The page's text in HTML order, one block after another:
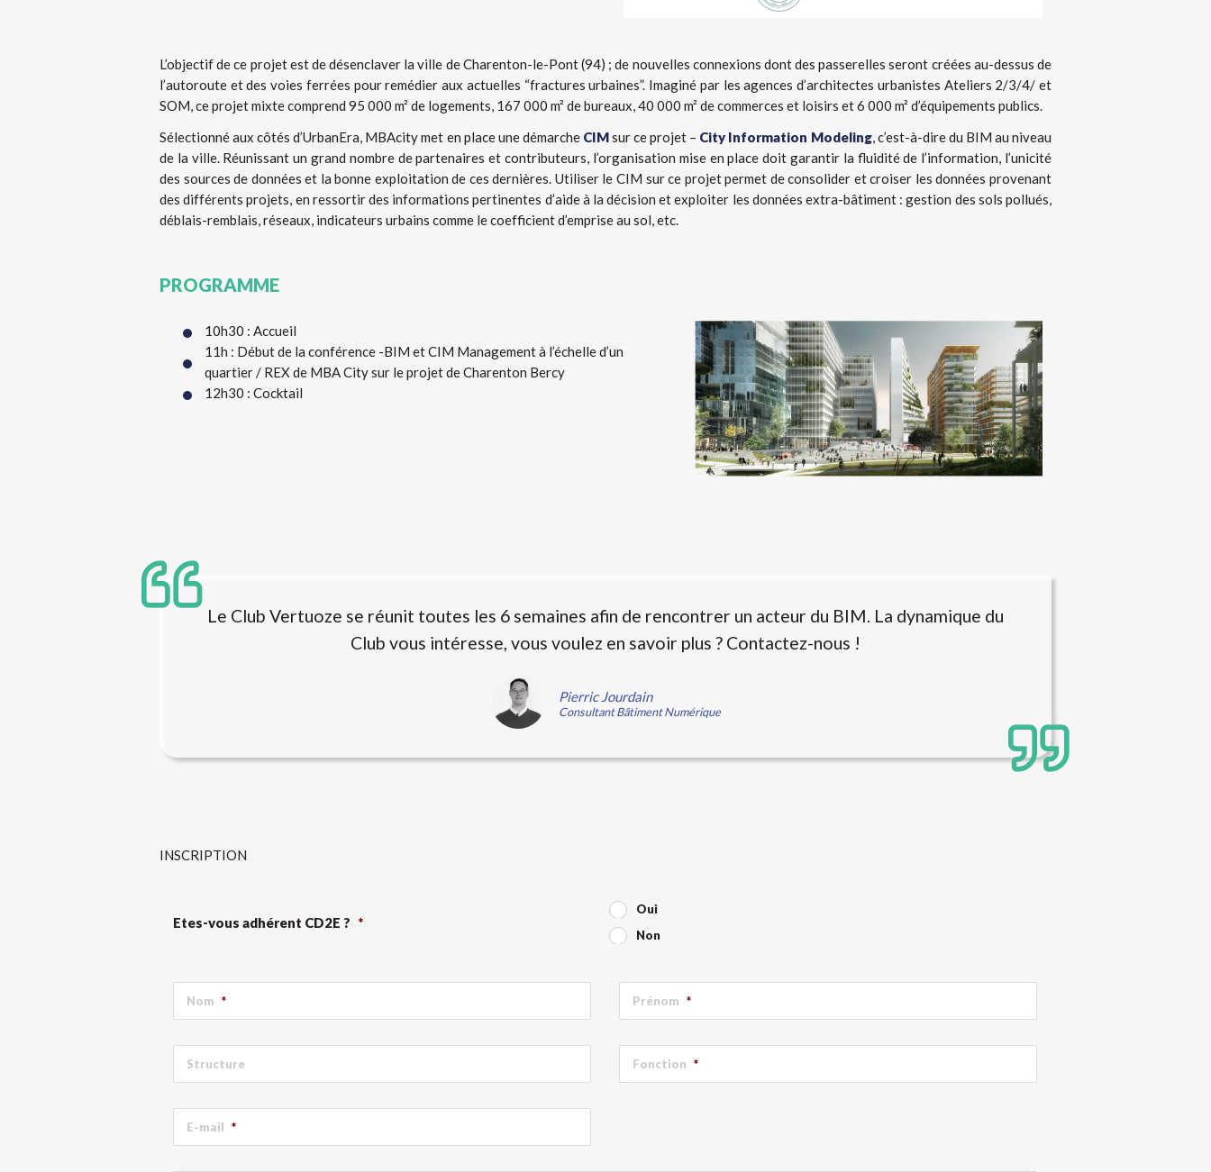
L’objectif de ce projet est de désenclaver la ville de Charenton-le-Pont (94) ; de nouvelles connexions dont des passerelles seront créées au-dessus de
l’autoroute et des voies ferrées pour remédier aux actuelles “fractures urbaines”. Imaginé par les agences d’architectes urbanistes Ateliers 2/3/4/ et
SOM, ce projet mixte comprend 95 000 m² de logements, 167 000 m² de bureaux, 40 000 m² de commerces et loisirs et 6 000 m² d’équipements publics.
Sélectionné aux côtés d’UrbanEra, MBAcity met en place une démarche CIMsur ce projet – City Information Modeling, c’est-à-dire du BIM au niveau
de la ville. Réunissant un grand nombre de partenaires et contributeurs, l’organisation mise en place doit garantir la fluidité de l’information, l’unicité
des sources de données et la bonne exploitation de ces dernières. Utiliser le CIM sur ce projet permet de consolider et croiser les données provenant
des différents projets, en ressortir des informations pertinentes d’aide à la décision et exploiter les données extra-bâtiment : gestion des sols pollués,
déblais-remblais, réseaux, indicateurs urbains comme le coefficient d’emprise au sol, etc.
PROGRAMME
10h30 : Accueil
11h : Début de la conférence -BIM et CIM Management à l’échelle d’un
quartier / REX de MBA City sur le projet de Charenton Bercy
12h30 : Cocktail
Le Club Vertuoze se réunit toutes les 6 semaines afin de rencontrer un acteur du BIM. La dynamique du
Club vous intéresse, vous voulez en savoir plus ? Contactez-nous !
Pierric Jourdain
Consultant Bâtiment Numérique
INSCRIPTION
Etes-vous adhérent CD2E ? *
Oui
Non
Nom * Prénom *
Structure Fonction *
E-mail *